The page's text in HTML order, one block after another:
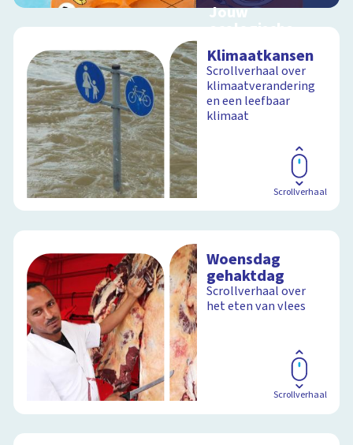
Jouw
ecologische
voetafdruk
Ontdek hoe jouw
levensstijl invloed
heeft op de aarde
Schoolplaat
Klimaatkansen
Scrollverhaal over
klimaatverandering
en een leefbaar
klimaat
Scrollverhaal
Woensdag
gehaktdag
Scrollverhaal over
het eten van vlees
Scrollverhaal